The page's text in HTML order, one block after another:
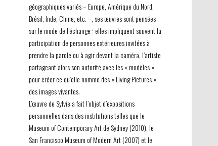
géographiques variés – Europe, Amérique du Nord,
Brésil, Inde, Chine, etc. –, ses œuvres sont pensées
sur le mode de l’échange : elles impliquent souvent la
participation de personnes extérieures invitées à
prendre la parole ou à agir devant la caméra, l’artiste
partageant alors son autorité avec les « modèles »
pour créer ce qu’elle nomme des « Living Pictures »,
des images vivantes.
L’œuvre de Sylvie a fait l’objet d’expositions
personnelles dans des institutions telles que le
Museum of Contemporary Art de Sydney (2010), le
San Francisco Museum of Modern Art (2007) et le